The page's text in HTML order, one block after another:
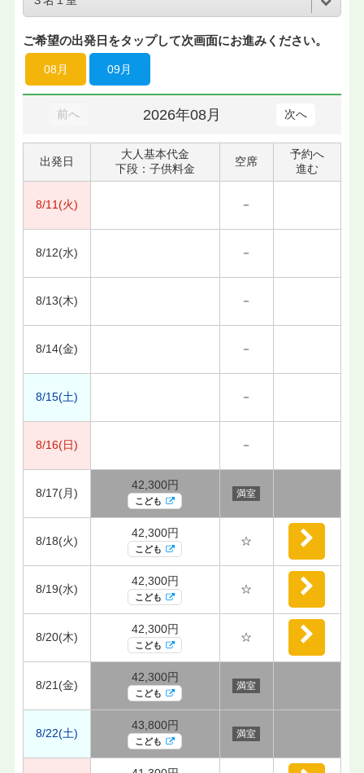
ご希望の出発日をタップして次画面にお進みください。
08月 09月
前へ 2026年08月 次へ
出発日
大人基本代金
下段：子供料金
空席
予約へ
進む
8/11(火) －
8/12(水) －
8/13(木) －
8/14(金) －
8/15(土) －
8/16(日) －
8/17(月)
42,300円
こども
満室
8/18(火)
42,300円
こども
☆
8/19(水)
42,300円
こども
☆
8/20(木)
42,300円
こども
☆
8/21(金)
42,300円
こども
満室
8/22(土)
43,800円
こども
満室